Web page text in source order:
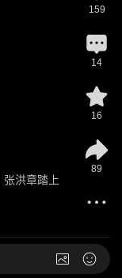
张洪章踏上
159
14
16
89